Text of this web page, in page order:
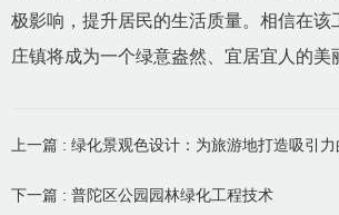
极影响，提升居民的生活质量。相信在该
庄镇将成为一个绿意盎然、宜居宜人的美
上一篇 : 绿化景观色设计：为旅游地打造吸引力
下一篇 : 普陀区公园园林绿化工程技术